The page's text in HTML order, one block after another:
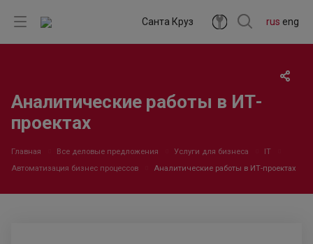
rus eng
Санта Круз
Аналитические работы в ИТ-
проектах
Главная Все деловые предложения Услуги для бизнеса
IT
Автоматизация бизнес процессов
Аналитические работы в ИТ-проектах